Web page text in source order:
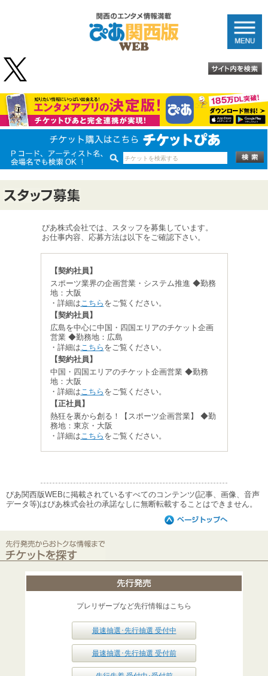
ぴあ株式会社では、スタッフを募集しています。
お仕事内容、応募方法は以下をご確認下さい。
【契約社員】
スポーツ業界の企画営業・システム推進 ◆勤務
地：大阪
・詳細はこちら をご覧ください。
【契約社員】
広島を中心に中国・四国エリアのチケット企画
営業 ◆勤務地：広島
・詳細はこちら をご覧ください。
【契約社員】
中国・四国エリアのチケット企画営業 ◆勤務
地：大阪
・詳細はこちら をご覧ください。
【正社員】
熱狂を裏から創る！【スポーツ企画営業】 ◆勤
務地：東京・大阪
・詳細はこちら をご覧ください。
ぴあ関西版WEBに掲載されているすべてのコンテンツ(記事、画像、音声
データ等)はぴあ株式会社の承諾なしに無断転載することはできません。
プレリザーブなど先行情報はこちら
最速抽選･先行抽選 受付中
最速抽選･先行抽選 受付前